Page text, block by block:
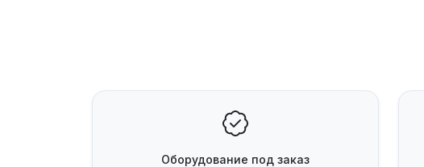
Оборудование под заказ